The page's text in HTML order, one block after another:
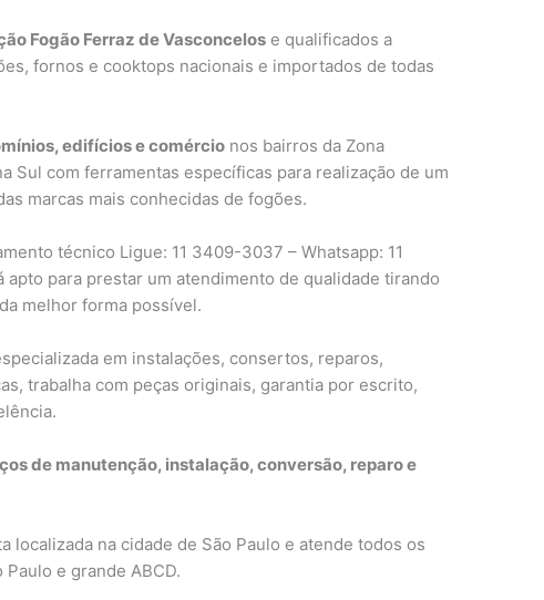
Fogão Ferraz de Vasconcelos e qualificados a
fornos e cooktops nacionais e importados de todas
edifícios e comércio nos bairros da Zona
Sul com ferramentas específicas para realização de um
marcas mais conhecidas de fogões.
técnico Ligue: 11 3409-3037 – Whatsapp: 11
apto para prestar um atendimento de qualidade tirando
melhor forma possível.
em instalações, consertos, reparos,
trabalha com peças originais, garantia por escrito,
de manutenção, instalação, conversão, reparo e
localizada na cidade de São Paulo e atende todos os
e grande ABCD.